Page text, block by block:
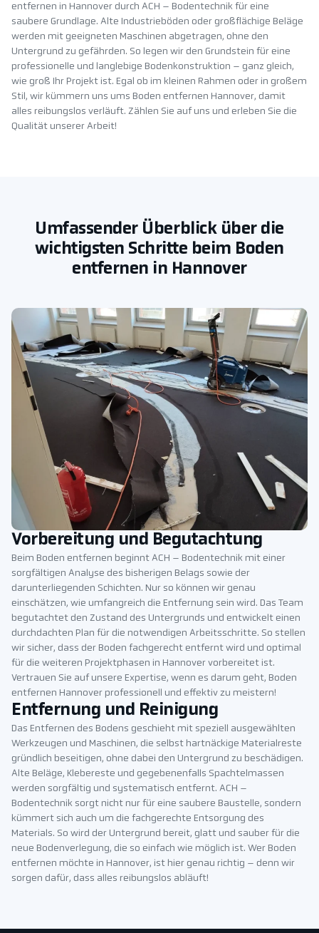
entfernen in Hannover durch ACH – Bodentechnik für eine
saubere Grundlage. Alte Industrieböden oder großflächige Beläge
werden mit geeigneten Maschinen abgetragen, ohne den
Untergrund zu gefährden. So legen wir den Grundstein für eine
professionelle und langlebige Bodenkonstruktion – ganz gleich,
wie groß Ihr Projekt ist. Egal ob im kleinen Rahmen oder in großem
Stil, wir kümmern uns ums Boden entfernen Hannover, damit
alles reibungslos verläuft. Zählen Sie auf uns und erleben Sie die
Qualität unserer Arbeit!
Umfassender Überblick über die
wichtigsten Schritte beim Boden
entfernen in Hannover
Vorbereitung und Begutachtung
Beim Boden entfernen beginnt ACH – Bodentechnik mit einer
sorgfältigen Analyse des bisherigen Belags sowie der
darunterliegenden Schichten. Nur so können wir genau
einschätzen, wie umfangreich die Entfernung sein wird. Das Team
begutachtet den Zustand des Untergrunds und entwickelt einen
durchdachten Plan für die notwendigen Arbeitsschritte. So stellen
wir sicher, dass der Boden fachgerecht entfernt wird und optimal
für die weiteren Projektphasen in Hannover vorbereitet ist.
Vertrauen Sie auf unsere Expertise, wenn es darum geht, Boden
entfernen Hannover professionell und effektiv zu meistern!
Entfernung und Reinigung
Das Entfernen des Bodens geschieht mit speziell ausgewählten
Werkzeugen und Maschinen, die selbst hartnäckige Materialreste
gründlich beseitigen, ohne dabei den Untergrund zu beschädigen.
Alte Beläge, Klebereste und gegebenenfalls Spachtelmassen
werden sorgfältig und systematisch entfernt. ACH –
Bodentechnik sorgt nicht nur für eine saubere Baustelle, sondern
kümmert sich auch um die fachgerechte Entsorgung des
Materials. So wird der Untergrund bereit, glatt und sauber für die
neue Bodenverlegung, die so einfach wie möglich ist. Wer Boden
entfernen möchte in Hannover, ist hier genau richtig – denn wir
sorgen dafür, dass alles reibungslos abläuft!